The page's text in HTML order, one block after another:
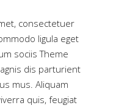
consectetuer
ligula eget
sociis Theme
dis parturient
mus. Aliquam
quis, feugiat